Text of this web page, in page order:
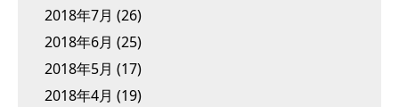
2018年7月 (26)
2018年6月 (25)
2018年5月 (17)
2018年4月 (19)